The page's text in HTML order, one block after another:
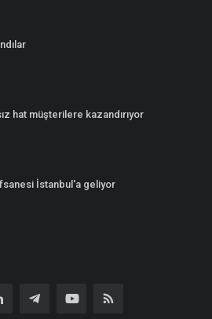
hat müşterilere kazandırıyor
İstanbul'a geliyor